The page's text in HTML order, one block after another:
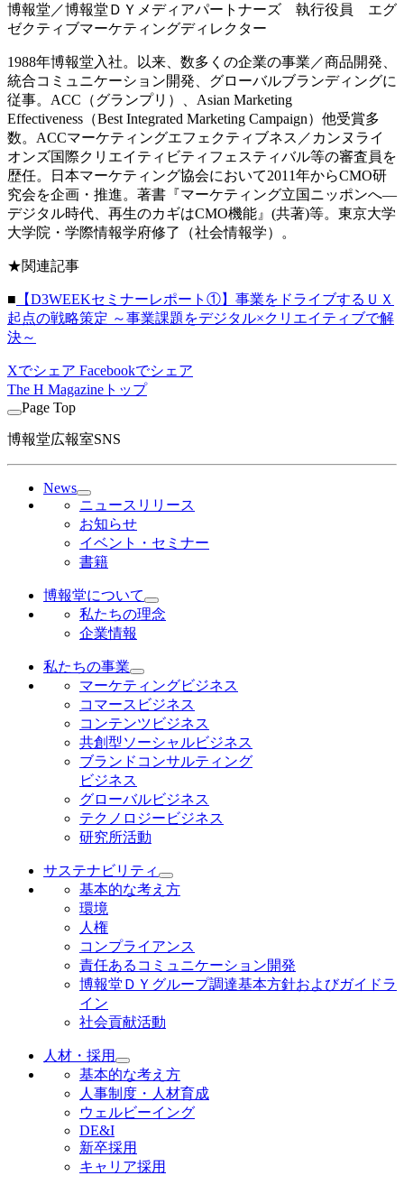
博報堂／博報堂ＤＹメディアパートナーズ 執行役員 エグ
ゼクティブマーケティングディレクター
1988年博報堂入社。以来、数多くの企業の事業／商品開発、
統合コミュニケーション開発、グローバルブランディングに
従事。ACC（グランプリ）、Asian Marketing
Effectiveness（Best Integrated Marketing Campaign）他受賞多
数。ACCマーケティングエフェクティブネス／カンヌライ
オンズ国際クリエイティビティフェスティバル等の審査員を
歴任。日本マーケティング協会において2011年からCMO研
究会を企画・推進。著書『マーケティング立国ニッポンへ―
デジタル時代、再生のカギはCMO機能』(共著)等。東京大学
大学院・学際情報学府修了（社会情報学）。
★関連記事
■ 【D3WEEKセミナーレポート①】事業をドライブするＵＸ
起点の戦略策定 ～事業課題をデジタル×クリエイティブで解
決～
Xでシェア Facebookでシェア
The H Magazineトップ
Page Top
博報堂広報室SNS
News
ニュースリリース
お知らせ
イベント・セミナー
書籍
博報堂について
私たちの理念
企業情報
私たちの事業
マーケティングビジネス
コマースビジネス
コンテンツビジネス
共創型ソーシャルビジネス
ブランドコンサルティング
ビジネス
グローバルビジネス
テクノロジービジネス
研究所活動
サステナビリティ
基本的な考え方
環境
人権
コンプライアンス
責任あるコミュニケーション開発
博報堂ＤＹグループ調達基本方針およびガイドラ
イン
社会貢献活動
人材・採用
基本的な考え方
人事制度・人材育成
ウェルビーイング
DE&I
新卒採用
キャリア採用